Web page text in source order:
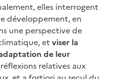
elles interrogent
développement, en
une perspective de
etviser la
de leur
réflexions relatives aux